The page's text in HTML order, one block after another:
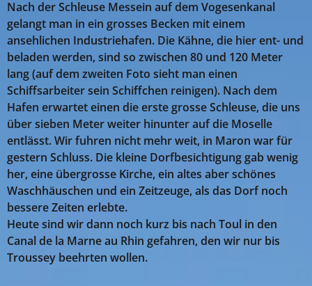
Nach der Schleuse Messein auf dem Vogesenkanal
gelangt man in ein grosses Becken mit einem
ansehlichen Industriehafen. Die Kähne, die hier ent- und
beladen werden, sind so zwischen 80 und 120 Meter
lang (auf dem zweiten Foto sieht man einen
Schiffsarbeiter sein Schiffchen reinigen). Nach dem
Hafen erwartet einen die erste grosse Schleuse, die uns
über sieben Meter weiter hinunter auf die Moselle
entlässt. Wir fuhren nicht mehr weit, in Maron war für
gestern Schluss. Die kleine Dorfbesichtigung gab wenig
her, eine übergrosse Kirche, ein altes aber schönes
Waschhäuschen und ein Zeitzeuge, als das Dorf noch
bessere Zeiten erlebte.
Heute sind wir dann noch kurz bis nach Toul in den
Canal de la Marne au Rhin gefahren, den wir nur bis
Troussey beehrten wollen.